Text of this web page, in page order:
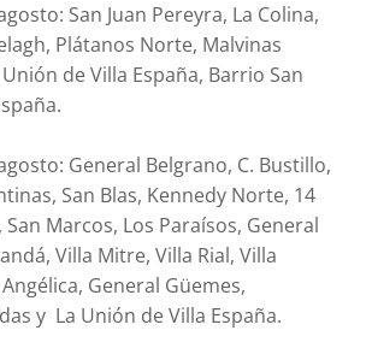
San Juan Pereyra, La Colina,
Plátanos Norte, Malvinas
de Villa España, Barrio San
General Belgrano, C. Bustillo,
San Blas, Kennedy Norte, 14
Marcos, Los Paraísos, General
Villa Mitre, Villa Rial, Villa
General Güemes,
y La Unión de Villa España.